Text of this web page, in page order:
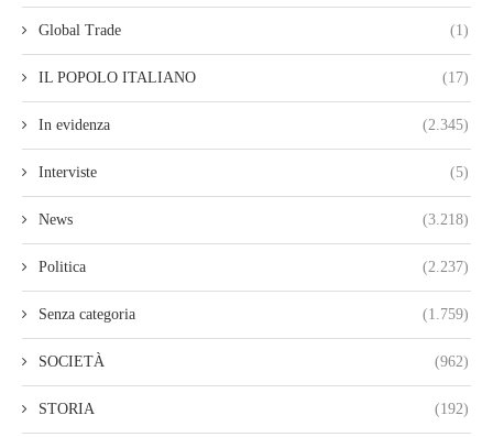
Global Trade (1)
IL POPOLO ITALIANO (17)
In evidenza (2.345)
Interviste (5)
News (3.218)
Politica (2.237)
Senza categoria (1.759)
SOCIETÀ (962)
STORIA (192)